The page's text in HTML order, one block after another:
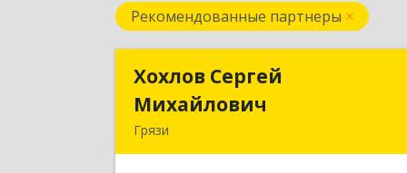
Рекомендованные партнеры
Хохлов Сергей
Михайлович
Грязи
Хохлов Сергей